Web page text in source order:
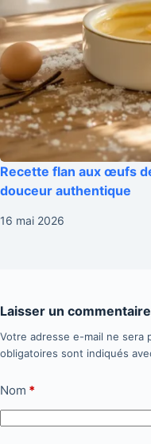
Recette flan aux œufs
douceur authentique
16 mai 2026
Laisser un commentaire
Votre adresse e-mail ne sera
obligatoires sont indiqués
Nom *